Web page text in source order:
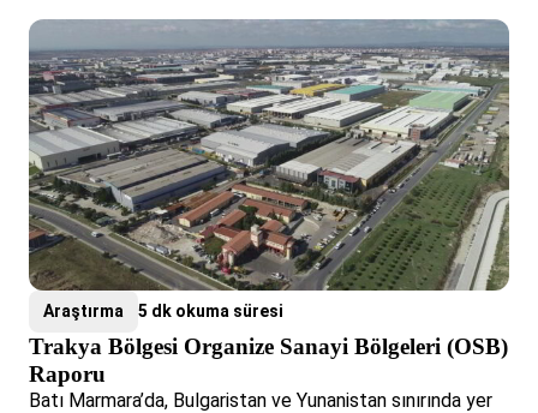
Araştırma 5 dk okuma süresi
Trakya Bölgesi Organize Sanayi Bölgeleri (OSB)
Raporu
Batı Marmara’da, Bulgaristan ve Yunanistan sınırında yer